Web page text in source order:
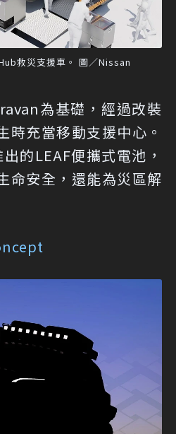
救災支援車。 圖／Nissan
為基礎，經過改裝
時充當移動支援中心。
的LEAF便攜式電池，
命安全，還能為災區解